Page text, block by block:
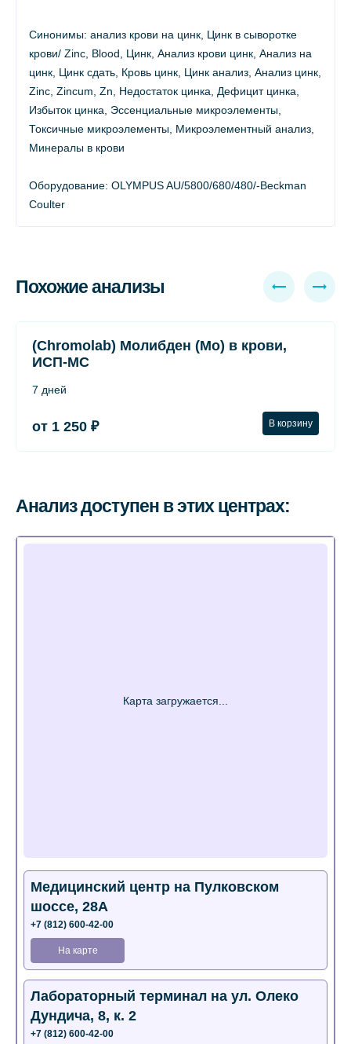
Синонимы: анализ крови на цинк, Цинк в сыворотке
крови/ Zinc, Blood, Цинк, Анализ крови цинк, Анализ на
цинк, Цинк сдать, Кровь цинк, Цинк анализ, Анализ цинк,
Zinc, Zincum, Zn, Недостаток цинка, Дефицит цинка,
Избыток цинка, Эссенциальные микроэлементы,
Токсичные микроэлементы, Микроэлементный анализ,
Минералы в крови
Оборудование: OLYMPUS AU/5800/680/480/-Beckman
Coulter
Похожие анализы
(Chromolab) Молибден (Mo) в крови,
ИСП-МС
7 дней
от 1 250 ₽ В корзину
Анализ доступен в этих центрах:
Медицинский центр на Пулковском
шоссе, 28А
+7 (812) 600-42-00
На карте
Лабораторный терминал на ул. Олеко
Дундича, 8, к. 2
+7 (812) 600-42-00